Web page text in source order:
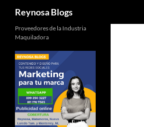
Reynosa Blogs
Proveedores de la Industria
Maquiladora